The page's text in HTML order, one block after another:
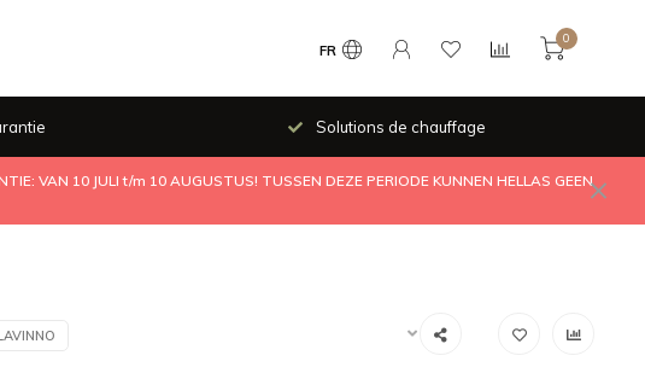
FR
0
Solutions de chauffage
VAN 10 JULI t/m 10 AUGUSTUS! TUSSEN DEZE PERIODE KUNNEN HELLAS GEEN